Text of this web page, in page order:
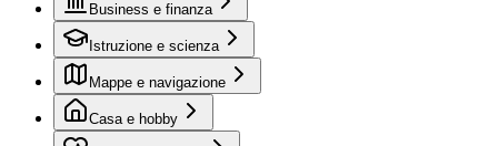
Business e finanza
Istruzione e scienza
Mappe e navigazione
Casa e hobby